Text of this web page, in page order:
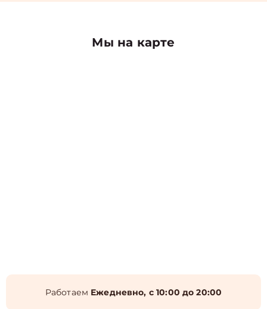
Мы на карте
Работаем Ежедневно, с 10:00 до 20:00